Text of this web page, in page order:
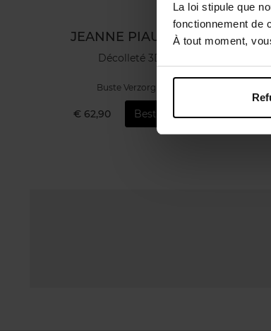
La loi stipule que
fonctionnement de
À tout moment,
JEANNE PIAUBERT
Décolleté 3D+
Buste Verzorging
€ 62,90 Bestel nu!